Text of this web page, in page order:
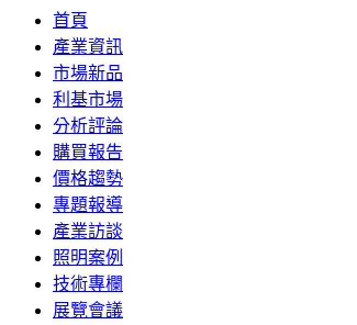
首頁
產業資訊
市場新品
利基市場
分析評論
購買報告
價格趨勢
專題報導
產業訪談
照明案例
技術專欄
展覽會議